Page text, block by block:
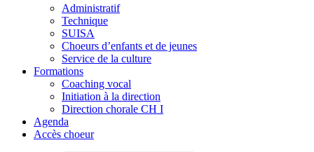
Administratif
Technique
SUISA
Choeurs d’enfants et de jeunes
Service de la culture
Formations
Coaching vocal
Initiation à la direction
Direction chorale CH I
Agenda
Accès choeur